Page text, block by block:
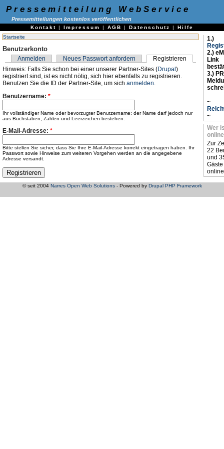
Pressemitteilung WebService
Pressemitteilungen kostenlos veröffentlichen
Kontakt | Impressum | AGB | Datenschutz | Hilfe
Startseite
Benutzerkonto
Anmelden Neues Passwort anfordern
Registrieren
Hinweis: Falls Sie schon bei einer unserer Partner-Sites (Drupal)
registriert sind, ist es nicht nötig, sich hier ebenfalls zu registrieren.
Benutzen Sie die ID der Partner-Site, um sich anmelden
Benutzername: *
Ihr vollständiger Name oder bevorzugter Benutzername; der Name darf jedoch nur
aus Buchstaben, Zahlen und Leerzeichen bestehen.
E-Mail-Adresse: *
Bitte stellen Sie sicher, dass Sie Ihre E-Mail-Adresse korrekt eingetragen haben. Ihr
Passwort sowie Hinweise zum weiteren Vorgehen werden an die angegebene
Adresse versandt.
1.)
2.)
Link
3.)
~
~
Wer
online
Zur
22
und
Gäste
© seit 2004 Narres Open Web Solutions- Powered by Drupal PHP Framework